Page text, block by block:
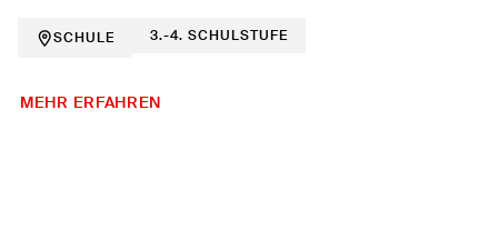
SCHULE 3.-4. SCHULSTUFE
MEHR ERFAHREN